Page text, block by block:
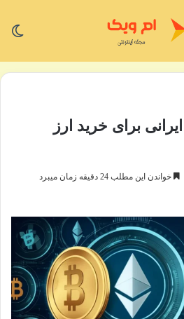
برای خرید ارز
خواندن این مطلب 24 دقیقه زمان میبرد